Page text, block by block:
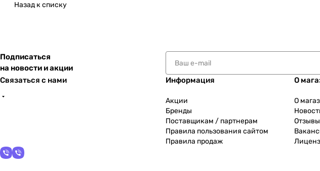
Назад к списку
Подписаться
на новости и акции
Связаться с нами
Информация
Акции
Бренды
Поставщикам / партнерам
Правила пользования сайтом
Правила продаж
О
О
Отзывы